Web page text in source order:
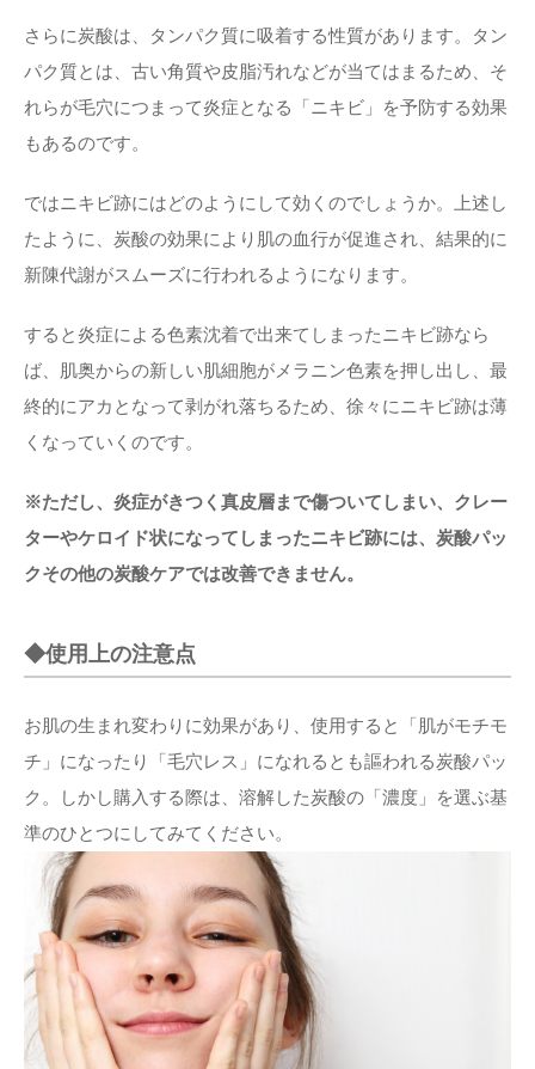
さらに炭酸は、タンパク質に吸着する性質があります。タン
パク質とは、古い角質や皮脂汚れなどが当てはまるため、そ
れらが毛穴につまって炎症となる「ニキビ」を予防する効果
もあるのです。
ではニキビ跡にはどのようにして効くのでしょうか。上述し
たように、炭酸の効果により肌の血行が促進され、結果的に
新陳代謝がスムーズに行われるようになります。
すると炎症による色素沈着で出来てしまったニキビ跡なら
ば、肌奥からの新しい肌細胞がメラニン色素を押し出し、最
終的にアカとなって剥がれ落ちるため、徐々にニキビ跡は薄
くなっていくのです。
※ただし、炎症がきつく真皮層まで傷ついてしまい、クレー
ターやケロイド状になってしまったニキビ跡には、炭酸パッ
クその他の炭酸ケアでは改善できません。
◆使用上の注意点
お肌の生まれ変わりに効果があり、使用すると「肌がモチモ
チ」になったり「毛穴レス」になれるとも謳われる炭酸パッ
ク。しかし購入する際は、溶解した炭酸の「濃度」を選ぶ基
準のひとつにしてみてください。